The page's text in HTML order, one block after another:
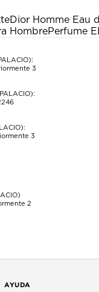
Dior Homme Eau
HombrePerfume
3
3
2
AYUDA